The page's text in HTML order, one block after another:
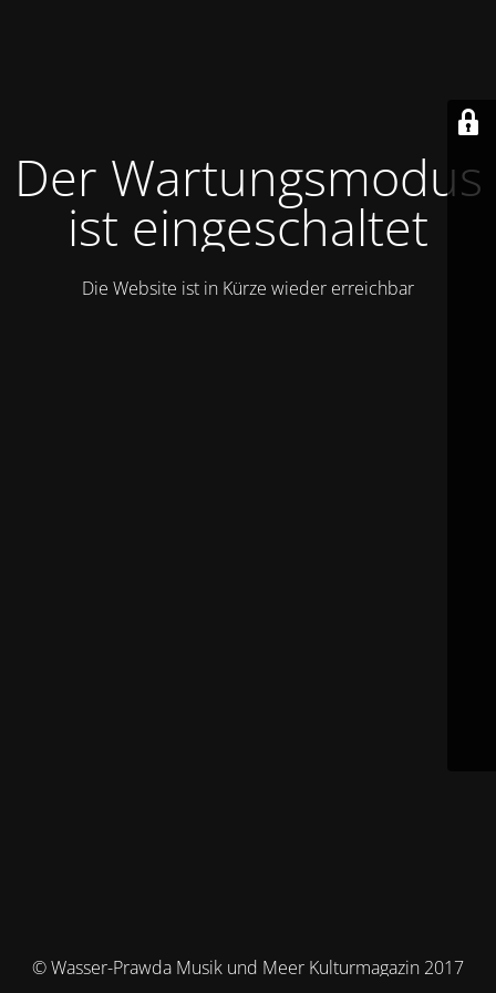
Der Wartungsmodus
ist eingeschaltet
Die Website ist in Kürze wieder erreichbar
© Wasser-Prawda Musik und Meer Kulturmagazin 2017